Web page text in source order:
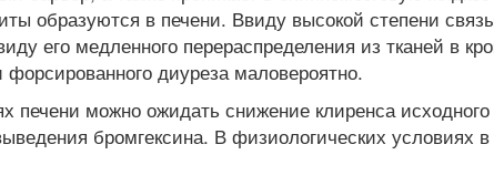
образуются в печени. Ввиду высокой степени
его медленного перераспределения из тканей в
диуреза маловероятно.
печени можно ожидать снижение клиренса
бромгексина. В физиологических условиях